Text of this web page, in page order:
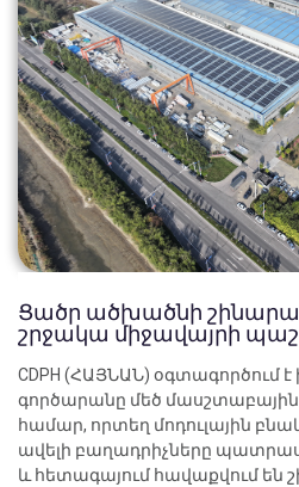
Ցածր ածխածնի
շրջակա միջավայրի
CDPH (ՀԱՅՆԱՆ) օգտագործում է
գործարանը մեծ
համար, որտեղ մոդուլային
ավելի բաղադրիչները
և հետագայում հավաքվում են